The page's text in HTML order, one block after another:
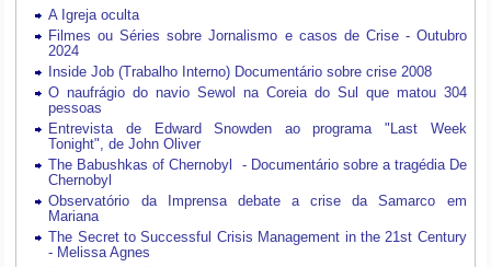
A Igreja oculta
Filmes ou Séries sobre Jornalismo e casos de Crise - Outubro
2024
Inside Job (Trabalho Interno) Documentário sobre crise 2008
O naufrágio do navio Sewol na Coreia do Sul que matou 304
pessoas
Entrevista de Edward Snowden ao programa "Last Week
Tonight", de John Oliver
The Babushkas of Chernobyl - Documentário sobre a tragédia De
Chernobyl
Observatório da Imprensa debate a crise da Samarco em
Mariana
The Secret to Successful Crisis Management in the 21st Century
- Melissa Agnes